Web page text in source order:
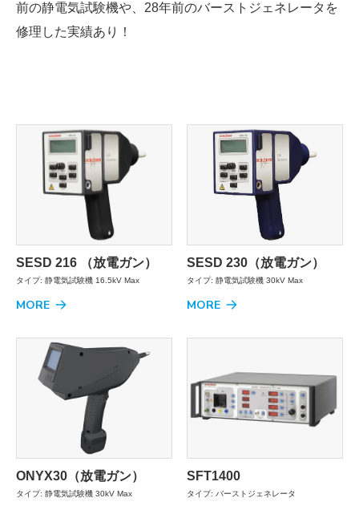
前の静電気試験機や、28年前のバーストジェネレータを
修理した実績あり！
SESD 216 （放電ガン）
タイプ: 静電気試験機 16.5kV Max
MORE
SESD 230（放電ガン）
タイプ: 静電気試験機 30kV Max
MORE
ONYX30（放電ガン）
タイプ: 静電気試験機 30kV Max
SFT1400
タイプ: バーストジェネレータ